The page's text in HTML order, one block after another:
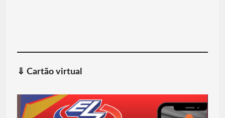
⇓ Cartão virtual